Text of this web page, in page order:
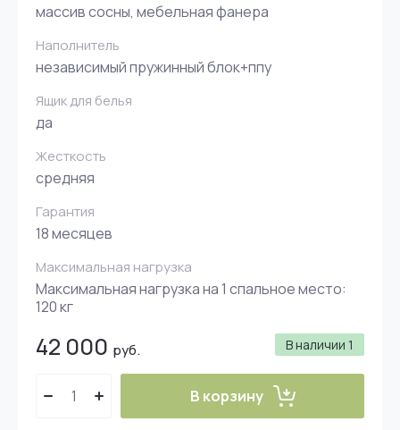
массив сосны, мебельная фанера
Наполнитель
независимый пружинный блок+ппу
Ящик для белья
да
Жесткость
средняя
Гарантия
18 месяцев
Максимальная нагрузка
Максимальная нагрузка на 1 спальное место:
120 кг
В наличии 1
42 000 руб.
В корзину